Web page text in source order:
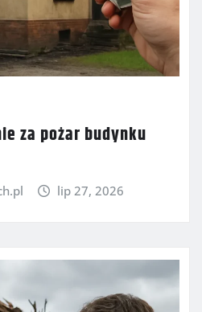
za pożar budynku
lip 27, 2026